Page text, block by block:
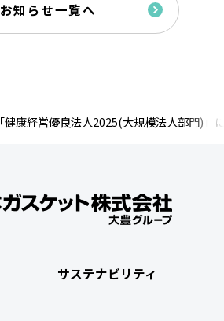
お知らせ一覧へ
「健康経営優良法人2025(大規模法人部門)」
サステナビリティ